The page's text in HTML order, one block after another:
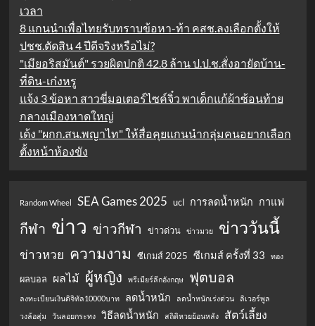
เวลา
8 แกนนำเพื่อไทยรับทราบข้อหา-ท้า คสช.ลงเลือกตั้งให้
ปชช.ตัดสิน 4 ปีดีจริงหรือไม่?
"เมียอริสมันต์" รวยผิดปกติ 42.8 ล้าน ป.ป.ช.สั่งอายัดบ้าน-
ที่ดิน-เก๋งหรู
แจ้ง 3 ข้อหา สาวขี่มอเตอร์ไซค์จิ๋ว พาเด็กแก้ผ้าซ้อนท้าย
กลางเมืองหาดใหญ่
เด้ง "ผกก.สน.พญาไท" ให้สื่อคุยแกนนำกลุ่มคนอยากเลือก
ตั้งหน้าห้องขัง
Random Wheel SEA Games 2025 ucl การลดน้ำหนัก กาแฟ
กีฬา ข่าว ข่าวกีฬา ข่าวด่วน ข่าวมวย ข่าววันนี้
ข่าวหวย ความงาม ซีเกมส์ 2025 ซีเกมส์ ครั้งที่ 33 ทอง
ผลบอล ผลไม้ ผู้หญิง พรีเมียร์ลีกอังกฤษ ฟุตบอล
ลงทะเบียนเงินดิจิทัล10000บาท ลดน้ำหนัก ลดน้ำหนักเร่งด่วน
ลิเวอร์พูล
วงล้อสุ่ม
วันลอยกระทง วิธีลดน้ำหนัก สถิติหวยย้อนหลัง สัตว์เลี้ยง